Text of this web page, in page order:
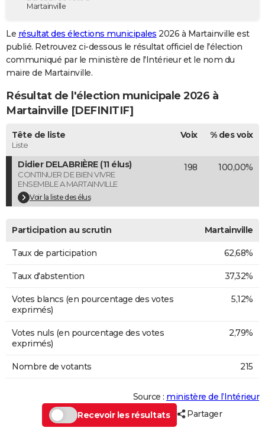
Destinations
City break
Voyage nature
Voyage de noces
Forum
GUIDES D'ACHAT
BONS PLANS
Carte de Noël
Carte Bonne année
Carte Saint-Valentin
Carte Pâques
Carte d'anniversaire
DICTIONNAIRE
Dictionnaire
Biographies
Citations
Expressions
Proverbes
PROGRAMME TV
COPAINS D'AVANT
S'inscrire
Se connecter
Lycées
Collèges
Primaires
Universités
Entreprises
Service militaire
Avis de recherche
AVIS DE DÉCÈS
FORUM
Bricolage
Lifestyle
Culture
Sport
Auto
Television
Voyage
Cinema
Martainville
Le résultat des élections municipales 2026 à Martainville est
publié. Retrouvez ci-dessous le résultat officiel de l'élection
communiqué par le ministère de l'Intérieur et le nom du
maire de Martainville.
Résultat de l'élection municipale 2026 à
Martainville [DEFINITIF]
Tête de liste
Liste
Voix % des voix
Didier DELABRIÈRE (11 élus)
CONTINUER DE BIEN VIVRE
ENSEMBLE A MARTAINVILLE
Voir la liste des élus
198 100,00%
Participation au scrutin Martainville
Taux de participation 62,68%
Taux d'abstention 37,32%
Votes blancs (en pourcentage des votes
exprimés)
5,12%
Votes nuls (en pourcentage des votes
exprimés)
2,79%
Nombre de votants 215
Source : ministère de l’Intérieur
Recevoir les résultats
Partager